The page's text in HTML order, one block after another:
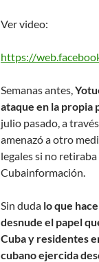
Ver video:
https://
Semanas antes,
ataque en la propia
julio pasado, a
amenazó a otro
legales si no
Cubainformación.
Sin duda lo que
desnude el papel
Cuba y residentes
cubano ejercida